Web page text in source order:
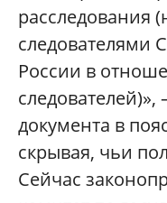
расследования
следователями
России в
документа в
скрывая, чьи
Сейчас